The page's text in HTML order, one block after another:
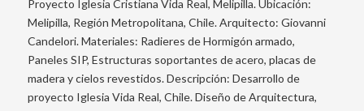
Proyecto Iglesia Cristiana Vida Real, Melipilla. Ubicación:
Melipilla, Región Metropolitana, Chile. Arquitecto: Giovanni
Candelori. Materiales: Radieres de Hormigón armado,
Paneles SIP, Estructuras soportantes de acero, placas de
madera y cielos revestidos. Descripción: Desarrollo de
proyecto Iglesia Vida Real, Chile. Diseño de Arquitectura,